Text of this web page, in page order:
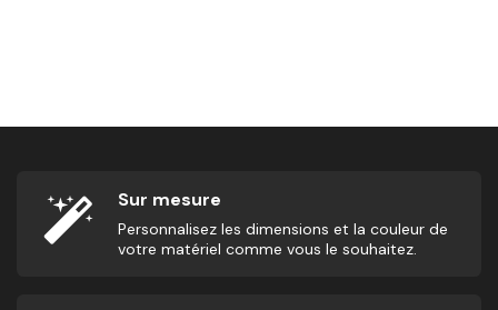
Sur mesure
Personnalisez les dimensions et la couleur de
votre matériel comme vous le souhaitez.